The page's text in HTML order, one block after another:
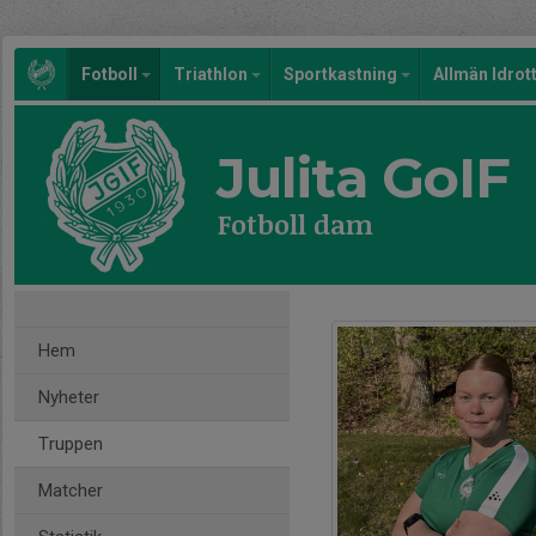
Fotboll Triathlon Sportkastning Allmän
Julita GoIF
Fotboll dam
Hem
Nyheter
Truppen
Matcher